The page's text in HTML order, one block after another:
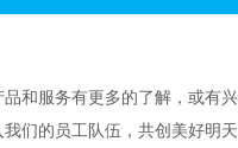
服务有更多的了解，或有兴
们的员工队伍，共创美好明